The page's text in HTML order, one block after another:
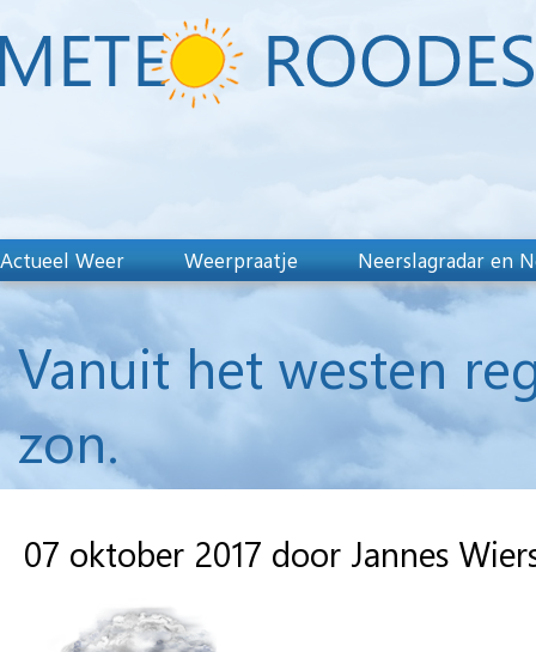
Actueel Weer Weerpraatje Neerslagradar en
Vanuit het westen
zon.
07 oktober 2017 door Jannes